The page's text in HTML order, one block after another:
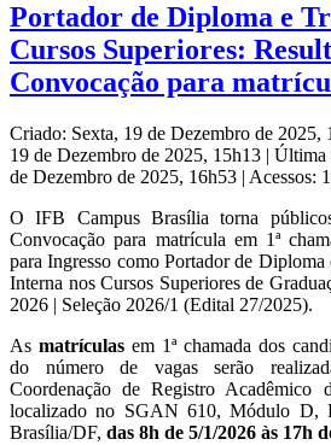
Portador de Diploma e
Cursos Superiores:
Convocação para
Criado: Sexta, 19 de Dezembro de 2025,
19 de Dezembro de 2025, 15h13 | Última
de Dezembro de 2025, 16h53 | Acessos:
O IFB Campus Brasília torna
Convocação para matrícula em 1ª
para Ingresso como Portador de Diploma
Interna nos Cursos Superiores de
2026 | Seleção 2026/1 (Edital 27/2025).
As matrículas em 1ª chamada dos
do número de vagas serão
Coordenação de Registro Acadêmico
localizado no SGAN 610, Módulo
Brasília/DF, das 8h de 5/1/2026 às 17h